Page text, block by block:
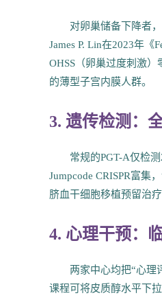
对卵巢储备下降者
James P. Lin在2023年
OHSS（卵巢过度刺激
的薄型子宫内膜人群。
3. 遗传检测：
常规的PGT-A仅检
Jumpcode CRISPR富集
脐血干细胞移植预留治疗
4. 心理干预：
两家中心均把“心理
课程可将皮质醇水平下